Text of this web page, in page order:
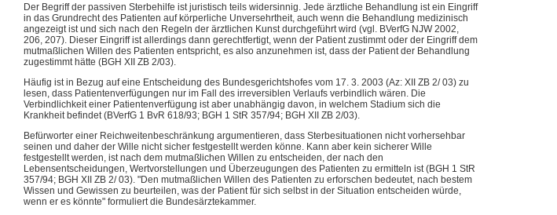
Der Begriff der passiven Sterbehilfe ist juristisch teils widersinnig. Jede ärztliche Behandlung ist ein Eingriff
in das Grundrecht des Patienten auf körperliche Unversehrtheit, auch wenn die Behandlung medizinisch
angezeigt ist und sich nach den Regeln der ärztlichen Kunst durchgeführt wird (vgl. BVerfG NJW 2002,
206, 207). Dieser Eingriff ist allerdings dann gerechtfertigt, wenn der Patient zustimmt oder der Eingriff dem
mutmaßlichen Willen des Patienten entspricht, es also anzunehmen ist, dass der Patient der Behandlung
zugestimmt hätte (BGH XII ZB 2/03).
Häufig ist in Bezug auf eine Entscheidung des Bundesgerichtshofes vom 17. 3. 2003 (Az: XII ZB 2/ 03) zu
lesen, dass Patientenverfügungen nur im Fall des irreversiblen Verlaufs verbindlich wären. Die
Verbindlichkeit einer Patientenverfügung ist aber unabhängig davon, in welchem Stadium sich die
Krankheit befindet (BVerfG 1 BvR 618/93; BGH 1 StR 357/94; BGH XII ZB 2/03).
Befürworter einer Reichweitenbeschränkung argumentieren, dass Sterbesituationen nicht vorhersehbar
seinen und daher der Wille nicht sicher festgestellt werden könne. Kann aber kein sicherer Wille
festgestellt werden, ist nach dem mutmaßlichen Willen zu entscheiden, der nach den
Lebensentscheidungen, Wertvorstellungen und Überzeugungen des Patienten zu ermitteln ist (BGH 1 StR
357/94; BGH XII ZB 2/ 03). "Den mutmaßlichen Willen des Patienten zu erforschen bedeutet, nach bestem
Wissen und Gewissen zu beurteilen, was der Patient für sich selbst in der Situation entscheiden würde,
wenn er es könnte" formuliert die Bundesärztekammer.